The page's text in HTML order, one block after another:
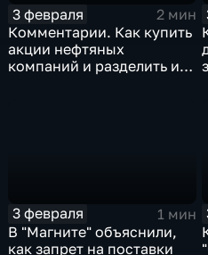
3 февраля
2 мин
Комментарии. Как купить
акции нефтяных
компаний и разделить их
3 февраля
1 мин
В "Магните" объяснили,
как запрет на поставки